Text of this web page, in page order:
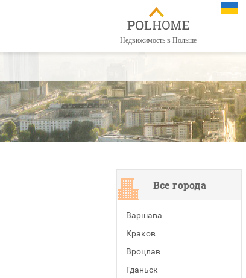
Недвижимость в Польше
Все города
Варшава
Краков
Вроцлав
Гданьск